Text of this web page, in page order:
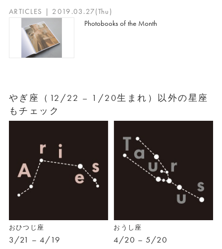
ARTICLES | 2019.03.27(Thu)
Photobooks of the Month
やぎ座（12/22 – 1/20生まれ）以外の星座
もチェック
おひつじ座
3/21 – 4/19
おうし座
4/20 – 5/20